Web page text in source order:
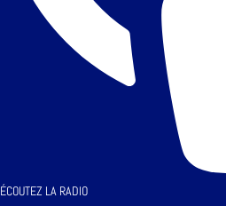
ÉCOUTEZ LA RADIO